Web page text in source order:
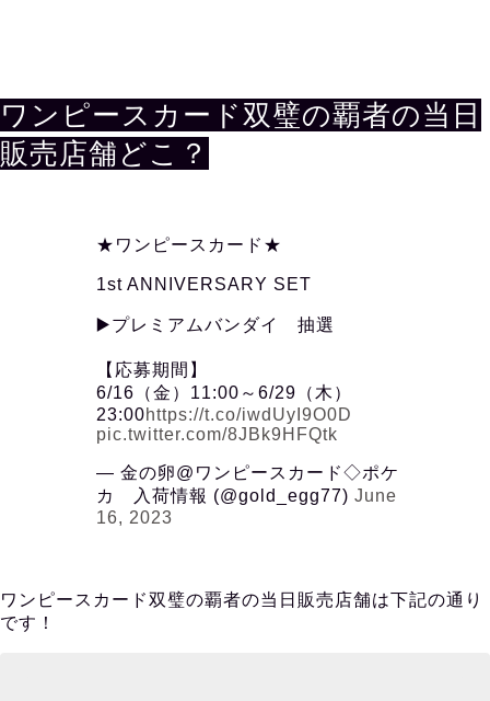
ワンピースカード双璧の覇者の当日
販売店舗どこ？
★ワンピースカード★
1st ANNIVERSARY SET
▶️プレミアムバンダイ 抽選
【応募期間】
6/16（金）11:00～6/29（木）
23:00https://t.co/iwdUyI9O0D
pic.twitter.com/8JBk9HFQtk
— 金の卵@ワンピースカード◇ポケ
カ 入荷情報 (@gold_egg77) June
16, 2023
ワンピースカード双璧の覇者の当日販売店舗は下記の通り
です！